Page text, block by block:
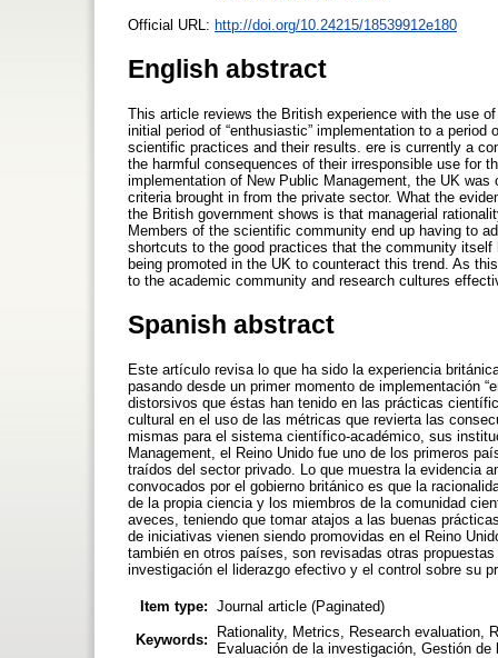
Official URL: http://doi.org/10.24215/18539912e180
English abstract
This article reviews the British experience with the use
initial period of “enthusiastic” implementation to a
scientific practices and their results. ere is currently a
the harmful consequences of their irresponsible use for
implementation of New Public Management, the UK
criteria brought in from the private sector. What the
the British government shows is that managerial
Members of the scientific community end up having to
shortcuts to the good practices that the community
being promoted in the UK to counteract this trend. As
to the academic community and research cultures
Spanish abstract
Este artículo revisa lo que ha sido la experiencia
pasando desde un primer momento de implementación
distorsivos que éstas han tenido en las prácticas
cultural en el uso de las métricas que revierta las
mismas para el sistema científico-académico, sus
Management, el Reino Unido fue uno de los primeros
traídos del sector privado. Lo que muestra la evidencia
convocados por el gobierno británico es que la
de la propia ciencia y los miembros de la comunidad
aveces, teniendo que tomar atajos a las buenas
de iniciativas vienen siendo promovidas en el Reino
también en otros países, son revisadas otras
investigación el liderazgo efectivo y el control sobre su
Item type: Journal article (Paginated)
Keywords:
Rationality, Metrics, Research evaluation,
Evaluación de la investigación, Gestión